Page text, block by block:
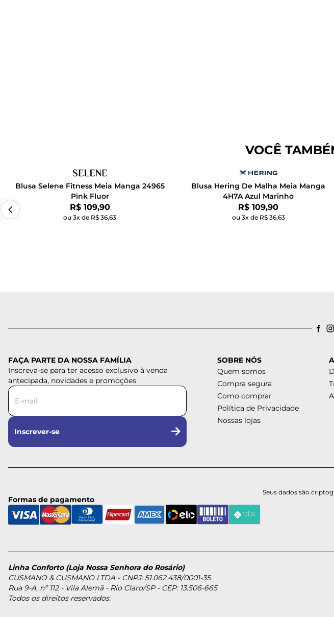
VOCÊ
Blusa Selene Fitness Meia Manga 24965
Pink Fluor
Por:
R$ 109,90
ou 3x de R$ 36,63
Blusa Hering De Malha Meia Manga
4H7A Azul Marinho
Por:
R$ 109,90
ou 3x de R$ 36,63
FAÇA PARTE DA NOSSA FAMÍLIA
Inscreva-se para ter acesso exclusivo à venda
antecipada, novidades e promoções
Inscrever-se
SOBRE NÓS
Quem somos
Compra segura
Como comprar
Política de Privacidade
Nossas lojas
Formas de pagamento
Seus dados são
Linha Conforto (Loja Nossa Senhora do Rosário)
CUSMANO & CUSMANO LTDA - CNPJ: 51.062.438/0001-35
Rua 9-A, nº 112 - Vila Alemã - Rio Claro/SP - CEP: 13.506-665
Todos os direitos reservados.